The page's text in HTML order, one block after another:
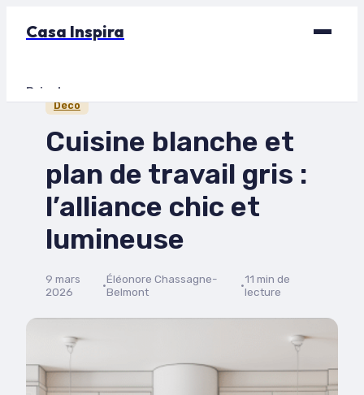
Casa Inspira
Bricolage
Jardinage
Déco
Cuisine blanche et
plan de travail gris :
l’alliance chic et
lumineuse
9 mars
2026
·Éléonore Chassagne-
Belmont
·11 min de
lecture